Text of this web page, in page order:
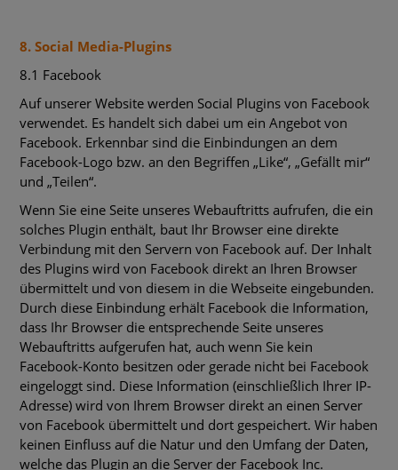
8. Social Media-Plugins
8.1 Facebook
Auf unserer Website werden Social Plugins von Facebook
verwendet. Es handelt sich dabei um ein Angebot von
Facebook. Erkennbar sind die Einbindungen an dem
Facebook-Logo bzw. an den Begriffen „Like“, „Gefällt mir“
und „Teilen“.
Wenn Sie eine Seite unseres Webauftritts aufrufen, die ein
solches Plugin enthält, baut Ihr Browser eine direkte
Verbindung mit den Servern von Facebook auf. Der Inhalt
des Plugins wird von Facebook direkt an Ihren Browser
übermittelt und von diesem in die Webseite eingebunden.
Durch diese Einbindung erhält Facebook die Information,
dass Ihr Browser die entsprechende Seite unseres
Webauftritts aufgerufen hat, auch wenn Sie kein
Facebook-Konto besitzen oder gerade nicht bei Facebook
eingeloggt sind. Diese Information (einschließlich Ihrer IP-
Adresse) wird von Ihrem Browser direkt an einen Server
von Facebook übermittelt und dort gespeichert. Wir haben
keinen Einfluss auf die Natur und den Umfang der Daten,
welche das Plugin an die Server der Facebook Inc.